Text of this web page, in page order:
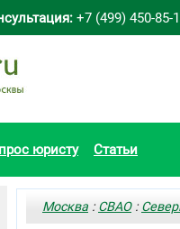
+7 (499) 450-85-
юристу Статьи
Москва :СВАО: